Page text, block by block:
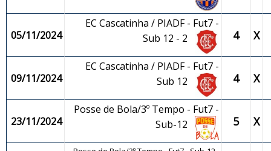
05/11/2024
EC Cascatinha / PIADF - Fut7 -
Sub 12 - 2
4 X
09/11/2024
EC Cascatinha / PIADF - Fut7 -
Sub 12
4 X
23/11/2024
Posse de Bola/3º Tempo - Fut7 -
Sub-12
5 X